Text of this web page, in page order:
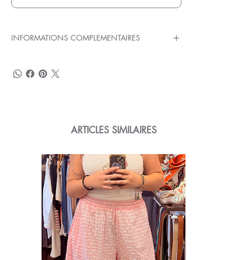
INFORMATIONS COMPLEMENTAIRES
ARTICLES SIMILAIRES